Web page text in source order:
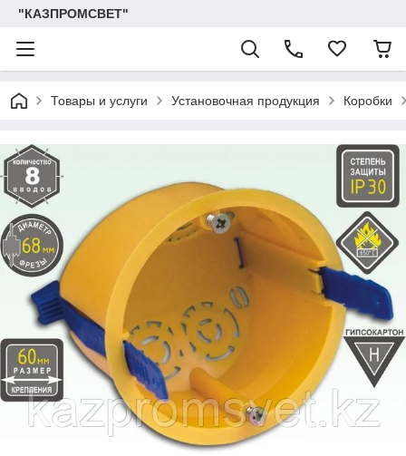
"КАЗПРОМСВЕТ"
Товары и услуги Установочная продукция Коробки